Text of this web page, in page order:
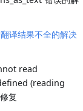
译结果不全的解决
read
(reading
复